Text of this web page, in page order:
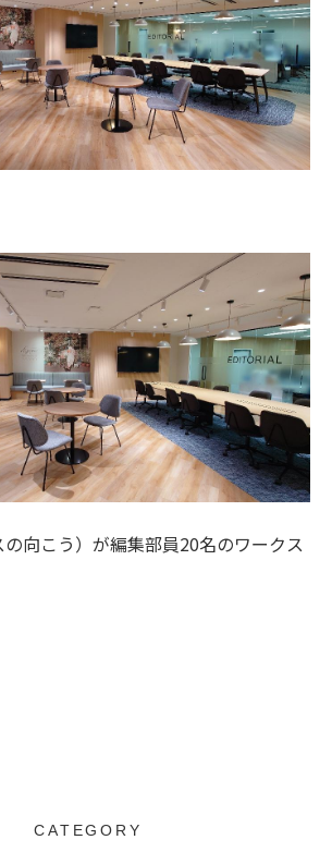
向こう）が編集部員20名のワークス
CATEGORY